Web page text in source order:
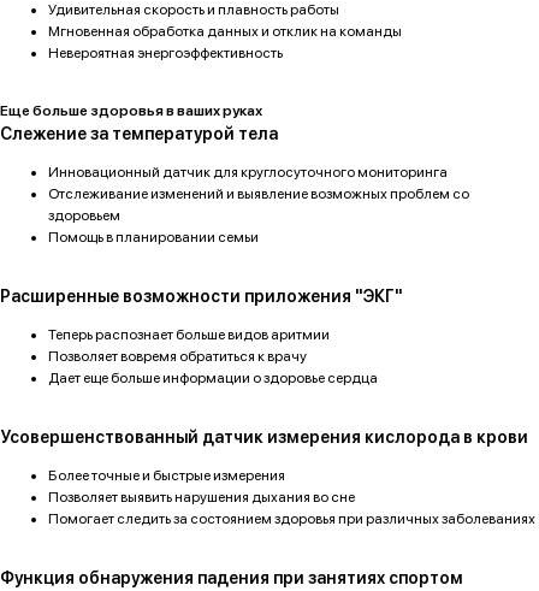
Удивительная скорость и плавность работы
Мгновенная обработка данных и отклик на команды
Невероятная энергоэффективность
Еще больше здоровья в ваших руках
Слежение за температурой тела
Инновационный датчик для круглосуточного мониторинга
Отслеживание изменений и выявление возможных проблем со
здоровьем
Помощь в планировании семьи
Расширенные возможности приложения "ЭКГ"
Теперь распознает больше видов аритмии
Позволяет вовремя обратиться к врачу
Дает еще больше информации о здоровье сердца
Усовершенствованный датчик измерения кислорода в крови
Более точные и быстрые измерения
Позволяет выявить нарушения дыхания во сне
Помогает следить за состоянием здоровья при различных заболеваниях
Функция обнаружения падения при занятиях спортом